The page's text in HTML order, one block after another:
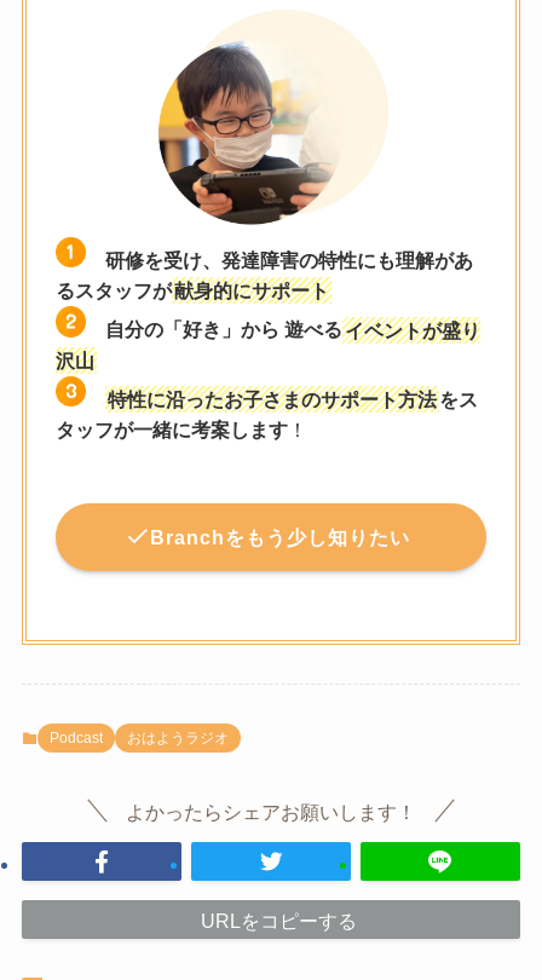
研修を受け、発達障害の特性にも理解があ
るスタッフが献身的にサポート
自分の「好き」から 遊べるイベントが盛り
沢山
特性に沿ったお子さまのサポート方法をス
タッフが一緒に考案します ！
Branchをもう少し知りたい
Podcast おはようラジオ
よかったらシェアお願いします！
URLをコピーする